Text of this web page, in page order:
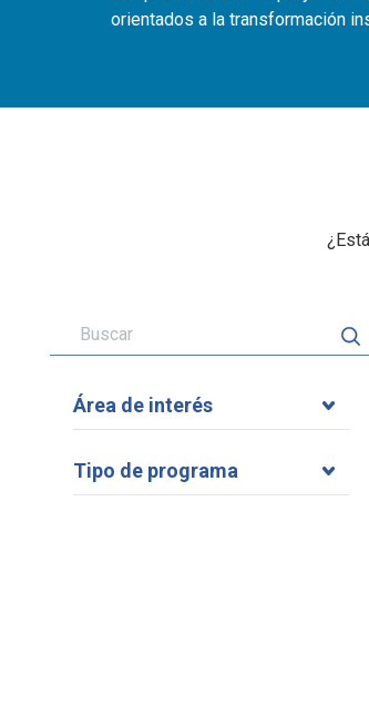
orientados a la transformación
Área de interés
Tipo de programa